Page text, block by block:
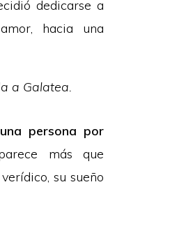
dedicarse a
hacia una
a Galatea.
persona por
más que
su sueño